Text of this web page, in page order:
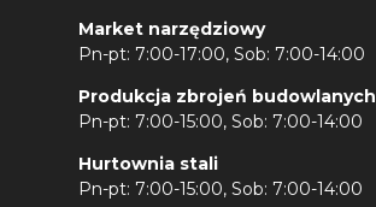
Market narzędziowy
Pn-pt: 7:00-17:00, Sob: 7:00-14:00
Produkcja zbrojeń budowlanych
Pn-pt: 7:00-15:00, Sob: 7:00-14:00
Hurtownia stali
Pn-pt: 7:00-15:00, Sob: 7:00-14:00